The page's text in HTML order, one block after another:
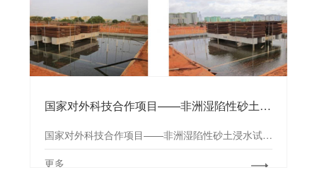
国家对外科技合作项目——非洲湿陷性砂土浸水试验研究
国家对外科技合作项目——非洲湿陷性砂土浸水试验研究
更多